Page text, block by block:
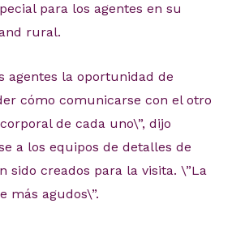
para los agentes en su
rural.
agentes la oportunidad de
cómo comunicarse con el otro
de cada uno\”, dijo
a los equipos de detalles de
sido creados para la visita. \”La
más agudos\”.